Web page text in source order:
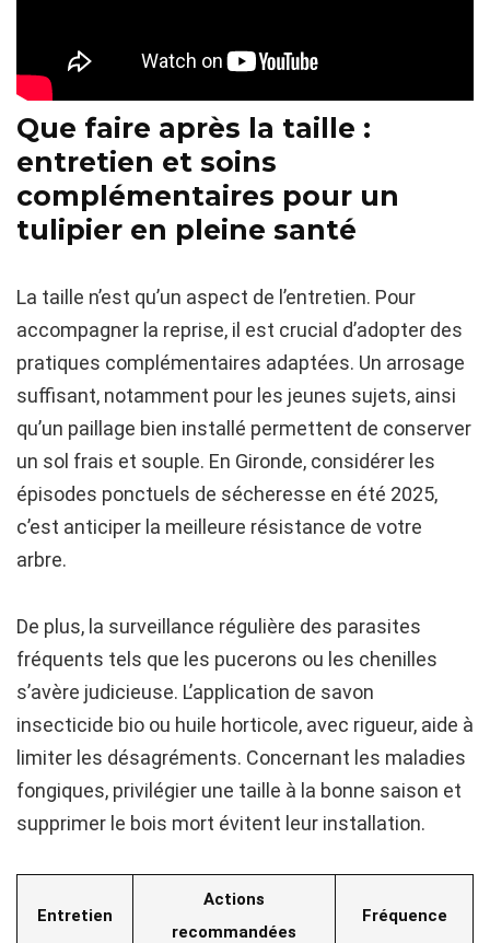
Que faire après la taille :
entretien et soins
complémentaires pour un
tulipier en pleine santé
La taille n’est qu’un aspect de l’entretien. Pour
accompagner la reprise, il est crucial d’adopter des
pratiques complémentaires adaptées. Un arrosage
suffisant, notamment pour les jeunes sujets, ainsi
qu’un paillage bien installé permettent de conserver
un sol frais et souple. En Gironde, considérer les
épisodes ponctuels de sécheresse en été 2025,
c’est anticiper la meilleure résistance de votre
arbre.
De plus, la surveillance régulière des parasites
fréquents tels que les pucerons ou les chenilles
s’avère judicieuse. L’application de savon
insecticide bio ou huile horticole, avec rigueur, aide à
limiter les désagréments. Concernant les maladies
fongiques, privilégier une taille à la bonne saison et
supprimer le bois mort évitent leur installation.
Entretien
Actions
recommandées
Fréquence